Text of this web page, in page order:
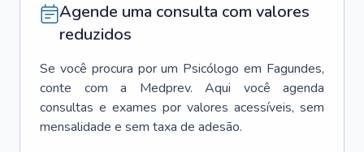
Agende uma consulta com valores
reduzidos
Se você procura por um Psicólogo em Fagundes,
conte com a Medprev. Aqui você agenda
consultas e exames por valores acessíveis, sem
mensalidade e sem taxa de adesão.